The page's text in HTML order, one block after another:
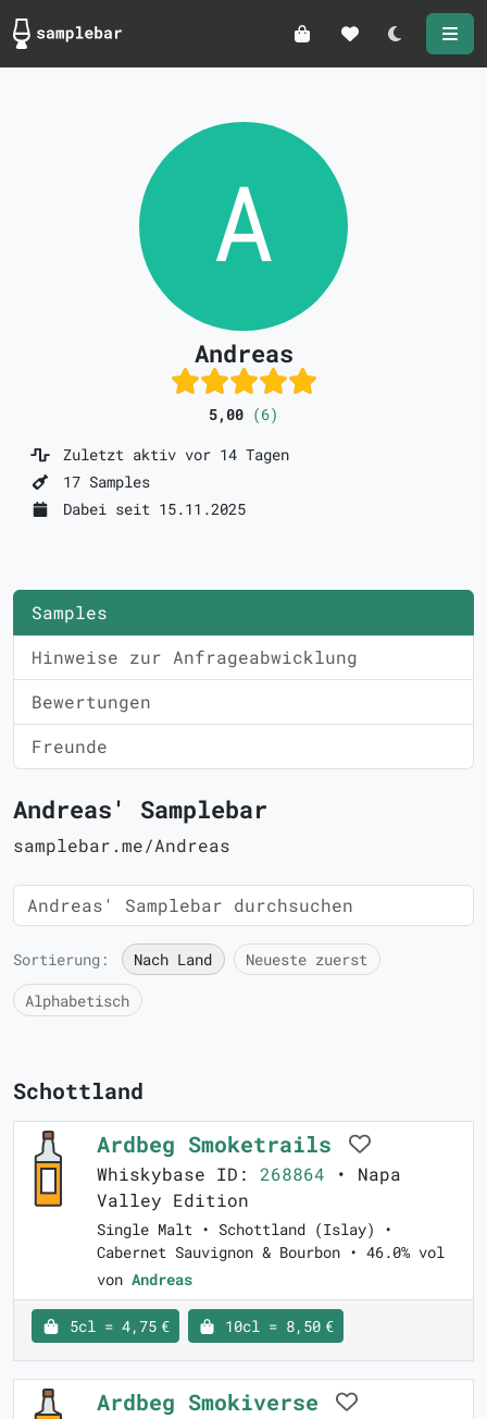
Darkmode
Andreas
5,00 (6)
Zuletzt aktiv vor 14 Tagen
17 Samples
Dabei seit 15.11.2025
Samples
Hinweise zur Anfrageabwicklung
Bewertungen
Freunde
Andreas' Samplebar
samplebar.me/Andreas
Sortierung: Nach Land
Neueste zuerst
Alphabetisch
Schottland
Ardbeg Smoketrails
Whiskybase ID: 268864 • Napa
Valley Edition
Single Malt • Schottland (Islay) •
Cabernet Sauvignon & Bourbon • 46.0% vol
von Andreas
5cl = 4,75 € 10cl = 8,50 €
Ardbeg Smokiverse